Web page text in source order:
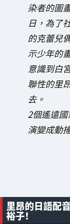
染者的圖
日，為了
的克蕾兒
示少年的
意識到白
聯性的里
去。
2個遙遠
演變成動
里昂的日語配
裕子！